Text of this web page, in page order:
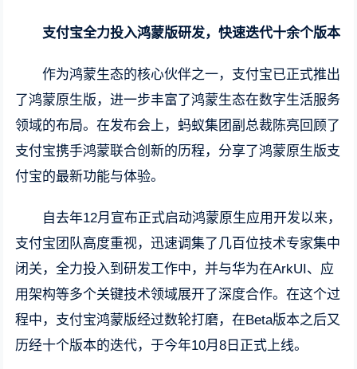
支付宝全力投入鸿蒙版研发，快速迭代十余个版本
作为鸿蒙生态的核心伙伴之一，支付宝已正式推出
了鸿蒙原生版，进一步丰富了鸿蒙生态在数字生活服务
领域的布局。在发布会上，蚂蚁集团副总裁陈亮回顾了
支付宝携手鸿蒙联合创新的历程，分享了鸿蒙原生版支
付宝的最新功能与体验。
自去年12月宣布正式启动鸿蒙原生应用开发以来，
支付宝团队高度重视，迅速调集了几百位技术专家集中
闭关，全力投入到研发工作中，并与华为在ArkUI、应
用架构等多个关键技术领域展开了深度合作。在这个过
程中，支付宝鸿蒙版经过数轮打磨，在Beta版本之后又
历经十个版本的迭代，于今年10月8日正式上线。